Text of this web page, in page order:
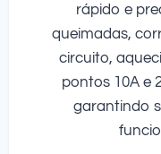
rápido e
queimadas,
circuito,
pontos 10A e
garantindo